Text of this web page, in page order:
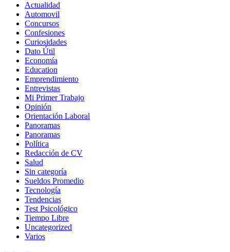
Actualidad
Automovil
Concursos
Confesiones
Curiosidades
Dato Útil
Economía
Education
Emprendimiento
Entrevistas
Mi Primer Trabajo
Opinión
Orientación Laboral
Panoramas
Panoramas
Política
Redacción de CV
Salud
Sin categoría
Sueldos Promedio
Tecnología
Tendencias
Test Psicológico
Tiempo Libre
Uncategorized
Varios